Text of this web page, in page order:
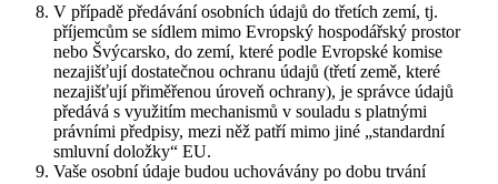
V případě předávání osobních údajů do třetích zemí, tj.
příjemcům se sídlem mimo Evropský hospodářský prostor
nebo Švýcarsko, do zemí, které podle Evropské komise
nezajišťují dostatečnou ochranu údajů (třetí země, které
nezajišťují přiměřenou úroveň ochrany), je správce údajů
předává s využitím mechanismů v souladu s platnými
právními předpisy, mezi něž patří mimo jiné „standardní
smluvní doložky“ EU.
Vaše osobní údaje budou uchovávány po dobu trvání